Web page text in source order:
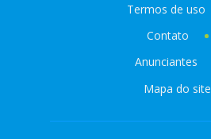
Termos de uso
Contato
Anunciantes
Mapa do site